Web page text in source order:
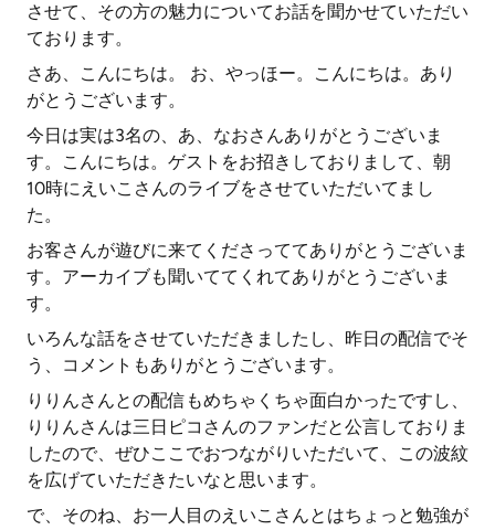
させて、その方の魅力についてお話を聞かせていただい
ております。
さあ、こんにちは。 お、やっほー。こんにちは。あり
がとうございます。
今日は実は3名の、あ、なおさんありがとうございま
す。こんにちは。ゲストをお招きしておりまして、朝
10時にえいこさんのライブをさせていただいてまし
た。
お客さんが遊びに来てくださっててありがとうございま
す。アーカイブも聞いててくれてありがとうございま
す。
いろんな話をさせていただきましたし、昨日の配信でそ
う、コメントもありがとうございます。
りりんさんとの配信もめちゃくちゃ面白かったですし、
りりんさんは三日ピコさんのファンだと公言しておりま
したので、ぜひここでおつながりいただいて、この波紋
を広げていただきたいなと思います。
で、そのね、お一人目のえいこさんとはちょっと勉強が